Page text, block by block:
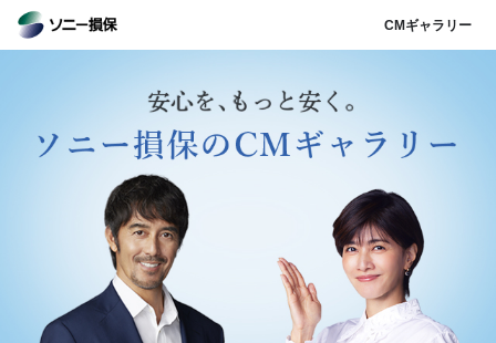
CMギャラリー